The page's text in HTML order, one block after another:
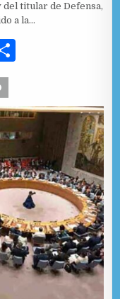
titular de Defensa,
a la…
p
ar
ti
r
DE ECUADOR